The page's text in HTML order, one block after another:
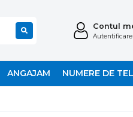
Contul
Autentificare
ANGAJAM NUMERE DE